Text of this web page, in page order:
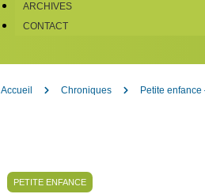
ARCHIVES
CONTACT
Accueil Chroniques Petite
PETITE ENFANCE